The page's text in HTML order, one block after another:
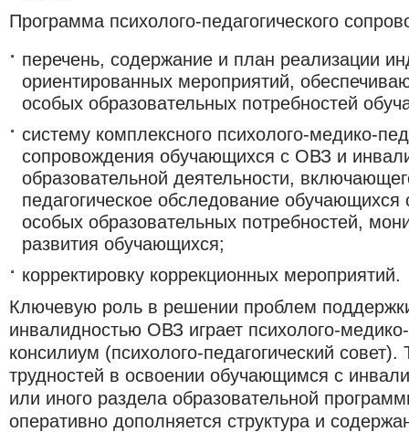
Программа психолого-педагогического
перечень, содержание и план реализации
ориентированных мероприятий,
особых образовательных потребностей
систему комплексного психолого-медико-
сопровождения обучающихся с ОВЗ и
образовательной деятельности,
педагогическое обследование
особых образовательных потребностей,
развития обучающихся;
корректировку коррекционных мероприятий.
Ключевую роль в решении проблем
инвалидностью ОВЗ играет психолого-медико-
консилиум (психолого-педагогический
трудностей в освоении обучающимся с
или иного раздела образовательной
оперативно дополняется структура и